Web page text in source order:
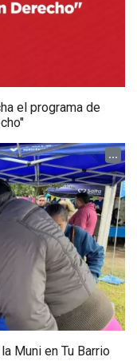
el programa de
...
Muni en Tu Barrio